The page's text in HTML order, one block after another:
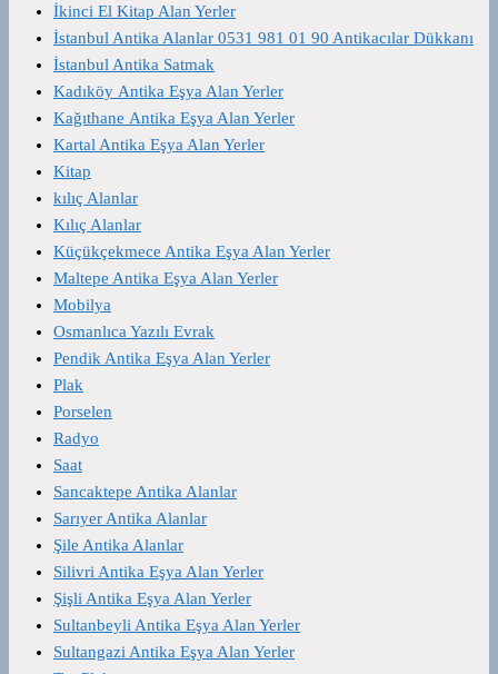
İkinci El Kitap Alan Yerler
İstanbul Antika Alanlar 0531 981 01 90 Antikacılar Dükkanı
İstanbul Antika Satmak
Kadıköy Antika Eşya Alan Yerler
Kağıthane Antika Eşya Alan Yerler
Kartal Antika Eşya Alan Yerler
Kitap
kılıç Alanlar
Kılıç Alanlar
Küçükçekmece Antika Eşya Alan Yerler
Maltepe Antika Eşya Alan Yerler
Mobilya
Osmanlıca Yazılı Evrak
Pendik Antika Eşya Alan Yerler
Plak
Porselen
Radyo
Saat
Sancaktepe Antika Alanlar
Sarıyer Antika Alanlar
Şile Antika Alanlar
Silivri Antika Eşya Alan Yerler
Şişli Antika Eşya Alan Yerler
Sultanbeyli Antika Eşya Alan Yerler
Sultangazi Antika Eşya Alan Yerler